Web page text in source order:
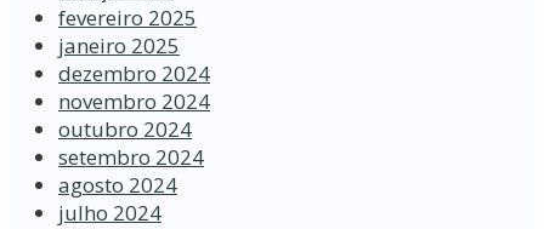
fevereiro 2025
janeiro 2025
dezembro 2024
novembro 2024
outubro 2024
setembro 2024
agosto 2024
julho 2024